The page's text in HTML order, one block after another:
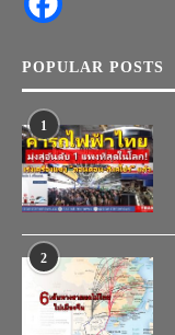
POPULAR POSTS
1
2